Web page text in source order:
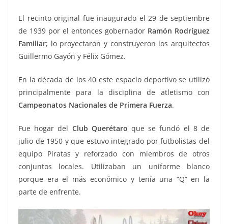
El recinto original fue inaugurado el 29 de septiembre
de 1939 por el entonces gobernador Ramón Rodríguez
Familiar; lo proyectaron y construyeron los arquitectos
Guillermo Gayón y Félix Gómez.
En la década de los 40 este espacio deportivo se utilizó
principalmente para la disciplina de atletismo con
Campeonatos Nacionales de Primera Fuerza.
Fue hogar del Club Querétaro que se fundó el 8 de
julio de 1950 y que estuvo integrado por futbolistas del
equipo Piratas y reforzado con miembros de otros
conjuntos locales. Utilizaban un uniforme blanco
porque era el más económico y tenía una “Q” en la
parte de enfrente.